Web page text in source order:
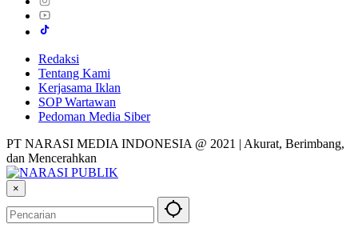
Redaksi
Tentang Kami
Kerjasama Iklan
SOP Wartawan
Pedoman Media Siber
PT NARASI MEDIA INDONESIA @ 2021 | Akurat, Berimbang,
dan Mencerahkan
×